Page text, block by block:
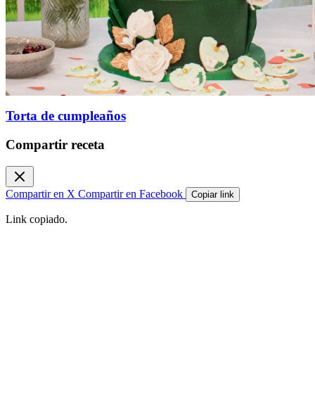
Torta de cumpleaños
Compartir receta
Compartir en X Compartir en Facebook Copiar link
Link copiado.